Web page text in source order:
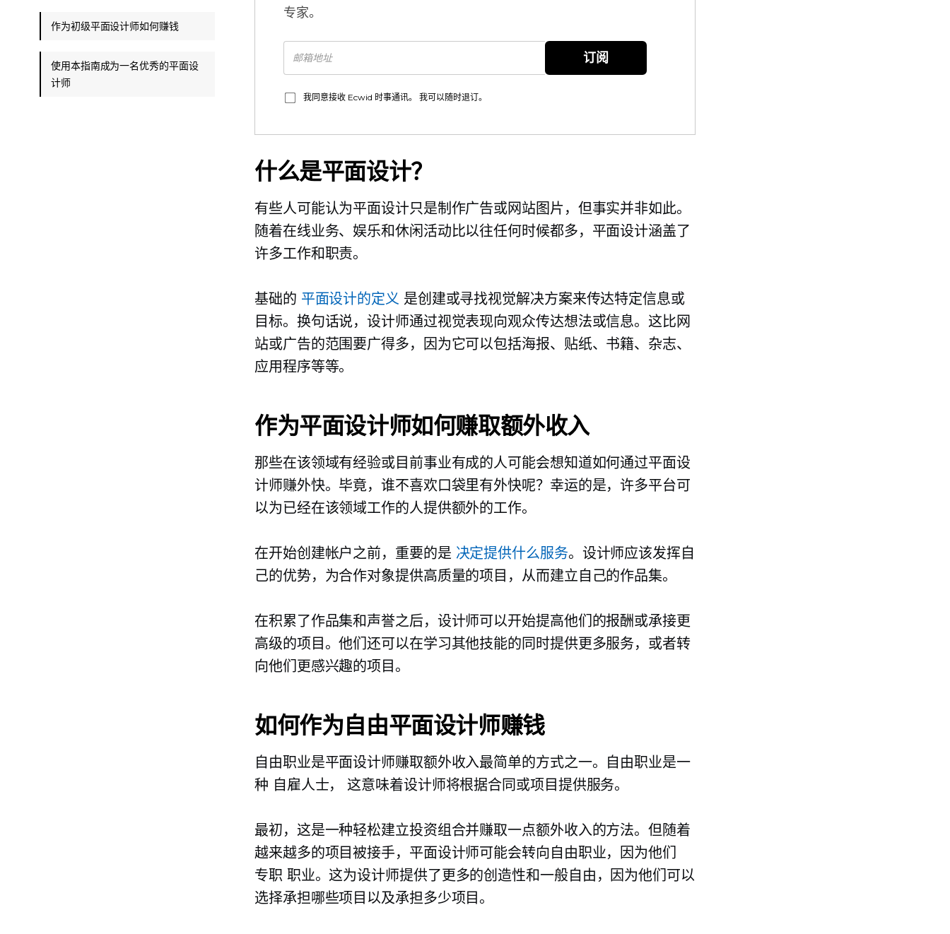
专家。
订阅
我同意接收 Ecwid 时事通讯。 我可以随时退订。
什么是平面设计？
有些人可能认为平面设计只是制作广告或网站图片，但事实并非如此。
随着在线业务、娱乐和休闲活动比以往任何时候都多，平面设计涵盖了
许多工作和职责。
基础的 平面设计的定义 是创建或寻找视觉解决方案来传达特定信息或
目标。换句话说，设计师通过视觉表现向观众传达想法或信息。这比网
站或广告的范围要广得多，因为它可以包括海报、贴纸、书籍、杂志、
应用程序等等。
作为平面设计师如何赚取额外收入
那些在该领域有经验或目前事业有成的人可能会想知道如何通过平面设​​
计师赚外快。毕竟，谁不喜欢口袋里有外快呢？幸运的是，许多平台可
以为已经在该领域工作的人提供额外的工作。
在开始创建帐户之前，重要的是 决定提供什么服务。设计师应该发挥自
己的优势，为合作对象提供高质量的项目，从而建立自己的作品集。
在积累了作品集和声誉之后，设计师可以开始提高他们的报酬或承接更
高级的项目。他们还可以在学习其他技能的同时提供更多服务，或者转
向他们更感兴趣的项目。
如何作为自由平面设计师赚钱
自由职业是平面设计师赚取额外收入最简单的方式之一。自由职业是一
种 自雇人士， 这意味着设计师将根据合同或项目提供服务。
最初，这是一种轻松建立投资组合并赚取一点额外收入的方法。但随着
越来越多的项目被接手，平面设计师可能会转向自由职业，因为他们
专职 职业。这为设计师提供了更多的创造性和一般自由，因为他们可以
选择承担哪些项目以及承担多少项目。
作为初级平面设计师如何赚钱
使用本指南成为一名优秀的平面设
计师